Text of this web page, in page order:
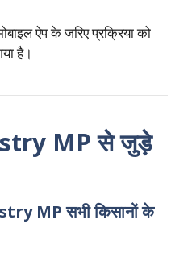
ऐप के जरिए प्रक्रिया को
है।
MP से जुड़े
MP सभी किसानों के